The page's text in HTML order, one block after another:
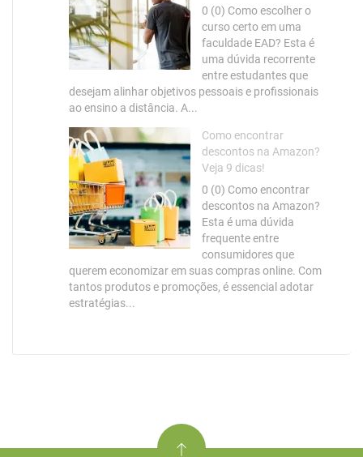
0 (0) Como escolher o
curso certo em uma
faculdade EAD? Esta é
uma dúvida recorrente
entre estudantes que
desejam alinhar objetivos pessoais e profissionais
ao ensino a distância. A...
Como encontrar
descontos na Amazon?
Veja 9 dicas!
0 (0) Como encontrar
descontos na Amazon?
Esta é uma dúvida
frequente entre
consumidores que
querem economizar em suas compras online. Com
tantos produtos e promoções, é essencial adotar
estratégias...